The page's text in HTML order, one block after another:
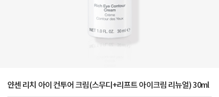
얀센 리치 아이 컨투어 크림(스무디+리프트 아이크림 리뉴얼) 30ml